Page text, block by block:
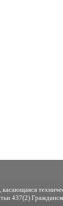
437(2)